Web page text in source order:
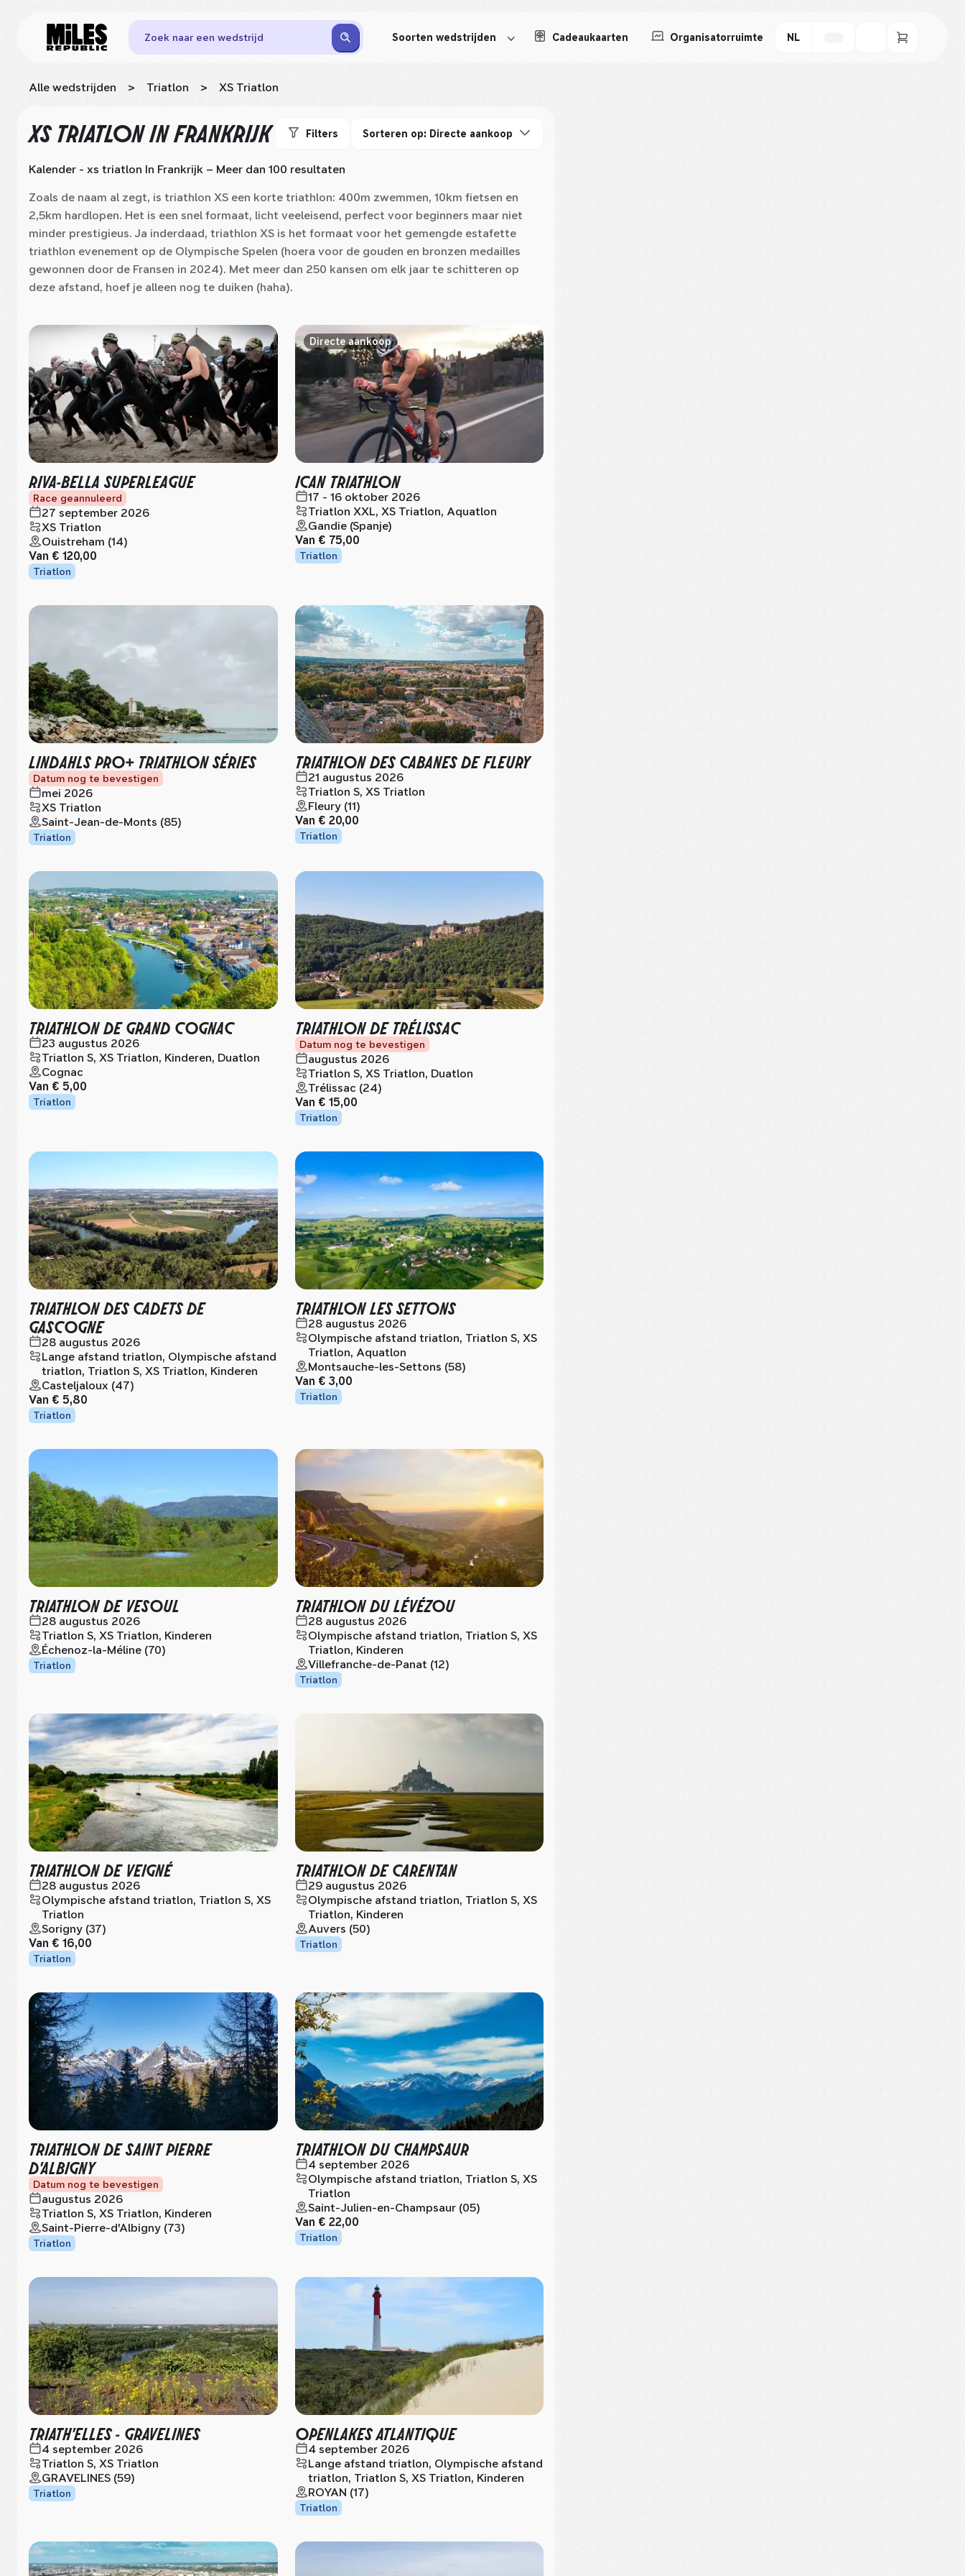
Zoek naar een wedstrijd Soorten wedstrijden Cadeaukaarten Organisatorruimte NL
Alle wedstrijden > Triatlon > XS Triatlon
XS TRIATLONIN FRANKRIJK Filters Sorteren op: Directe aankoop
Kalender - xs triatlon In Frankrijk – Meer dan 100 resultaten
Zoals de naam al zegt, is triathlon XS een korte triathlon: 400m zwemmen, 10km fietsen en
2,5km hardlopen. Het is een snel formaat, licht veeleisend, perfect voor beginners maar niet
minder prestigieus. Ja inderdaad, triathlon XS is het formaat voor het gemengde estafette
triathlon evenement op de Olympische Spelen (hoera voor de gouden en bronzen medailles
gewonnen door de Fransen in 2024). Met meer dan 250 kansen om elk jaar te schitteren op
deze afstand, hoef je alleen nog te duiken (haha).
RIVA-BELLA SUPERLEAGUE
Race geannuleerd
27 september 2026
XS Triatlon
Ouistreham (14)
Van € 120,00
Triatlon
Directe aankoop
ICAN TRIATHLON
17 - 16 oktober 2026
Triatlon XXL, XS Triatlon, Aquatlon
Gandie (Spanje)
Van € 75,00
Triatlon
LINDAHLS PRO+ TRIATHLON SÉRIES
Datum nog te bevestigen
mei 2026
XS Triatlon
Saint-Jean-de-Monts (85)
Triatlon
TRIATHLON DES CABANES DE FLEURY
21 augustus 2026
Triatlon S, XS Triatlon
Fleury (11)
Van € 20,00
Triatlon
TRIATHLON DE GRAND COGNAC
23 augustus 2026
Triatlon S, XS Triatlon, Kinderen, Duatlon
Cognac
Van € 5,00
Triatlon
TRIATHLON DE TRÉLISSAC
Datum nog te bevestigen
augustus 2026
Triatlon S, XS Triatlon, Duatlon
Trélissac (24)
Van € 15,00
Triatlon
TRIATHLON DES CADETS DE
GASCOGNE
28 augustus 2026
Lange afstand triatlon, Olympische afstand
triatlon, Triatlon S, XS Triatlon, Kinderen
Casteljaloux (47)
Van € 5,80
Triatlon
TRIATHLON LES SETTONS
28 augustus 2026
Olympische afstand triatlon, Triatlon S, XS
Triatlon, Aquatlon
Montsauche-les-Settons (58)
Van € 3,00
Triatlon
TRIATHLON DE VESOUL
28 augustus 2026
Triatlon S, XS Triatlon, Kinderen
Échenoz-la-Méline (70)
Triatlon
TRIATHLON DU LÉVÉZOU
28 augustus 2026
Olympische afstand triatlon, Triatlon S, XS
Triatlon, Kinderen
Villefranche-de-Panat (12)
Triatlon
TRIATHLON DE VEIGNÉ
28 augustus 2026
Olympische afstand triatlon, Triatlon S, XS
Triatlon
Sorigny (37)
Van € 16,00
Triatlon
TRIATHLON DE CARENTAN
29 augustus 2026
Olympische afstand triatlon, Triatlon S, XS
Triatlon, Kinderen
Auvers (50)
Triatlon
TRIATHLON DE SAINT PIERRE
D'ALBIGNY
Datum nog te bevestigen
augustus 2026
Triatlon S, XS Triatlon, Kinderen
Saint-Pierre-d'Albigny (73)
Triatlon
TRIATHLON DU CHAMPSAUR
4 september 2026
Olympische afstand triatlon, Triatlon S, XS
Triatlon
Saint-Julien-en-Champsaur (05)
Van € 22,00
Triatlon
TRIATH'ELLES - GRAVELINES
4 september 2026
Triatlon S, XS Triatlon
GRAVELINES (59)
Triatlon
OPENLAKES ATLANTIQUE
4 september 2026
Lange afstand triatlon, Olympische afstand
triatlon, Triatlon S, XS Triatlon, Kinderen
ROYAN (17)
Triatlon